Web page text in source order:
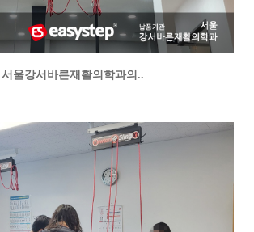
서울강서바른재활의학과의..